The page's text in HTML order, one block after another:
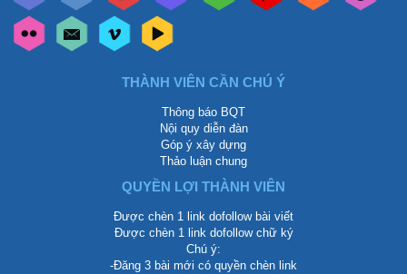
THÀNH VIÊN CẦN CHÚ Ý
Thông báo BQT
Nội quy diễn đàn
Góp ý xây dựng
Thảo luận chung
QUYỀN LỢI THÀNH VIÊN
Được chèn 1 link dofollow bài viết
Được chèn 1 link dofollow chữ ký
Chú ý:
-Đăng 3 bài mới có quyền chèn link